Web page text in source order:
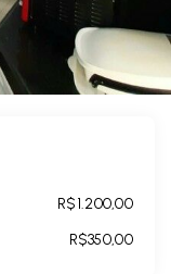
R$1.200,00
R$350,00